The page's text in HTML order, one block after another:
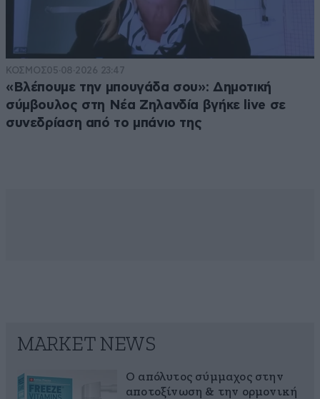
ΚΟΣΜΟΣ05·08·2026 23:47
«Βλέπουμε την μπουγάδα σου»: Δημοτική
σύμβουλος στη Νέα Ζηλανδία βγήκε live σε
συνεδρίαση από το μπάνιο της
MARKET NEWS
Ο απόλυτος σύμμαχος στην
αποτοξίνωση & την ορμονική